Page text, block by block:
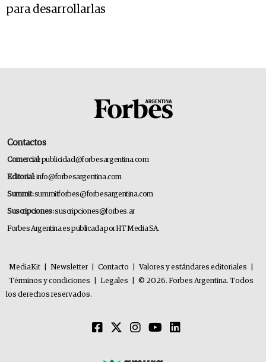
para desarrollarlas
Contactos
Comercial:publicidad@forbesargentina.com
Editorial:info@forbesargentina.com
Summit:summitforbes@forbesargentina.com
Suscripciones:suscripciones@forbes.ar
Forbes Argentina es publicada por HT Media SA.
MediaKit Newsletter Contacto Valores y estándares editoriales
Términos y condiciones
Legales
© 2026. Forbes Argentina. Todos
los derechos reservados.